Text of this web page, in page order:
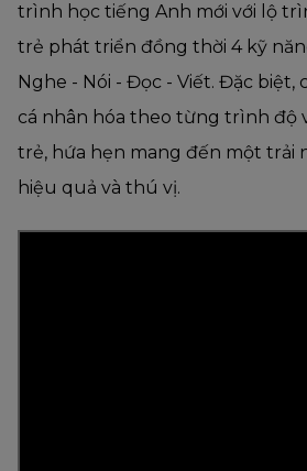
trình học tiếng Anh mới với lộ
trẻ phát triển đồng thời 4 kỹ
Nghe - Nói - Đọc - Viết. Đặc
cá nhân hóa theo từng trình độ
trẻ, hứa hẹn mang đến một trải
hiệu quả và thú vị.